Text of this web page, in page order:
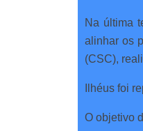
Na última
alinhar os
(CSC),
Ilhéus foi
O objetivo